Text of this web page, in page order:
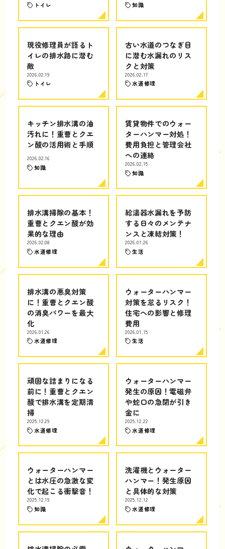
トイレ 知識
現役修理員が語るト
イレの排水路に潜む
敵
2026.02.19
トイレ
古い水道のつなぎ目
に潜む水漏れのリス
クと対策
2026.02.17
水道修理
キッチン排水溝の油
汚れに！重曹とクエ
ン酸の活用術と手順
2026.02.16
知識
賃貸物件でのウォー
ターハンマー対処！
費用負担と管理会社
への連絡
2026.02.15
知識
排水溝掃除の基本！
重曹とクエン酸が効
果的な理由
2026.02.08
水道修理
給湯器水漏れを予防
する日々のメンテナ
ンスと凍結対策！
2026.01.26
生活
排水溝の悪臭対策
に！重曹とクエン酸
の消臭パワーを最大
化
2026.01.26
水道修理
ウォーターハンマー
対策を怠るリスク！
住宅への影響と修理
費用
2026.01.15
生活
頑固な詰まりになる
前に！重曹とクエン
酸で排水溝を定期清
掃
2025.12.29
水道修理
ウォーターハンマー
発生の原因！電磁弁
や蛇口の急閉が引き
金に
2025.12.22
水道修理
ウォーターハンマー
とは水圧の急激な変
化で起こる衝撃音！
2025.12.19
知識
洗濯機とウォーター
ハンマー！発生原因
と具体的な対策
2025.12.12
水道修理